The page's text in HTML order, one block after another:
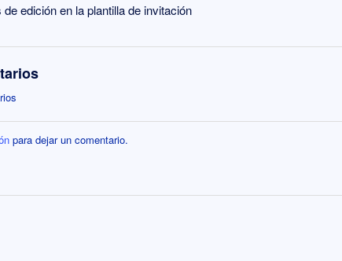
edición en la plantilla de invitación
para dejar un comentario.